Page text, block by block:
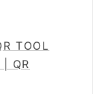
TOOL
| QR